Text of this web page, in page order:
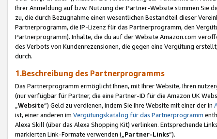
Ihrer Anmeldung auf bzw. Nutzung der Partner-Website stimmen Sie
zu, die durch Bezugnahme einen wesentlichen Bestandteil dieser
Partnerprogramm, die IP-Lizenz für das Partnerprogramm, den
Partnerprogramm). Inhalte, die du auf der Website Amazon.com
des Verbots von Kundenrezensionen, die gegen eine Vergütung
durch.
1.Beschreibung des Partnerprogramms
Das Partnerprogramm ermöglicht Ihnen, mit Ihrer Website, Ihren
(nur verfügbar für Partner, die eine Partner-ID für die Amazon UK
Website“) Geld zu verdienen, indem Sie Ihre Website mit einer der in
ist, einer anderen im Vergütungskatalog für das Partnerprogramm
Alexa Skill (über das Alexa Shopping Kit) verlinken. Entsprechende
markierten Link-Formate verwenden („ Partner-Links“).